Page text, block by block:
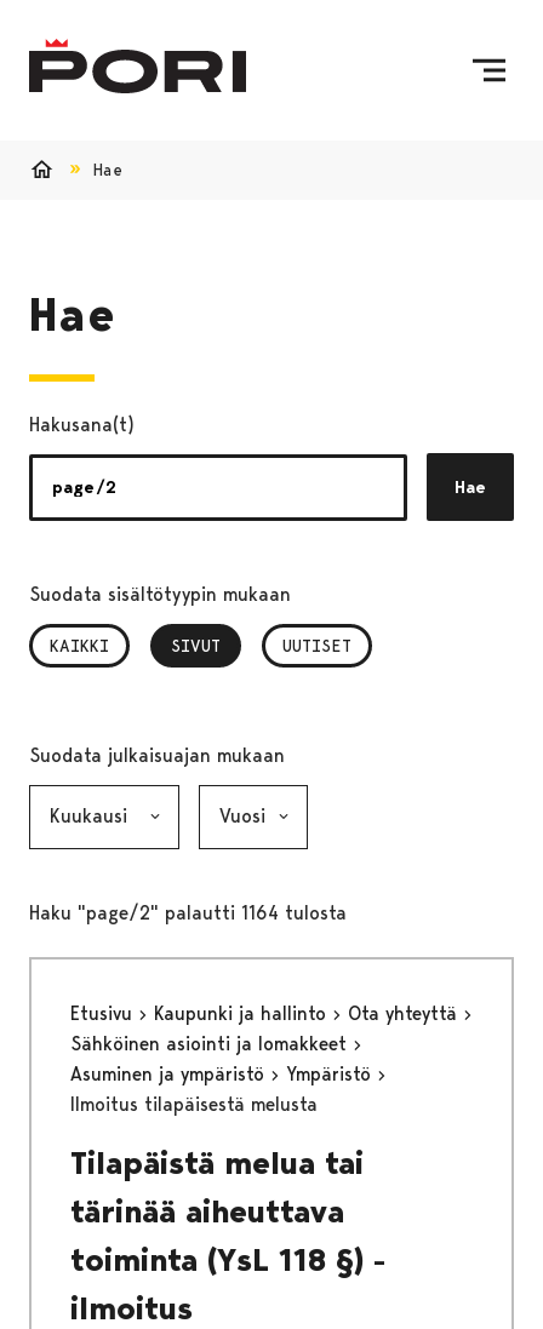
Hae
Hae
Hakusana(t)
Hae
Suodata sisältötyypin mukaan
KAIKKI SIVUT
, VALITTU UUTISET
Suodata julkaisuajan mukaan
Haku "page/2" palautti 1164 tulosta
Etusivu Kaupunki ja hallinto
Ota yhteyttä
Sähköinen asiointi ja lomakkeet
Asuminen ja ympäristö
Ympäristö
Ilmoitus tilapäisestä melusta
Tilapäistä melua tai
tärinää aiheuttava
toiminta (YsL 118 §) -
ilmoitus